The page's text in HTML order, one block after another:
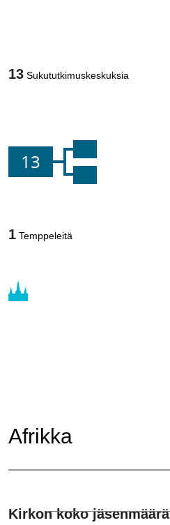
13 Sukututkimuskeskuksia
13
1 Temppeleitä
Afrikka
Kirkon koko jäsenmäärä